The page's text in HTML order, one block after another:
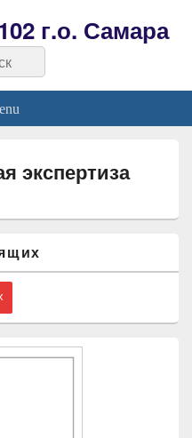
г.о. Самара
экспертиза